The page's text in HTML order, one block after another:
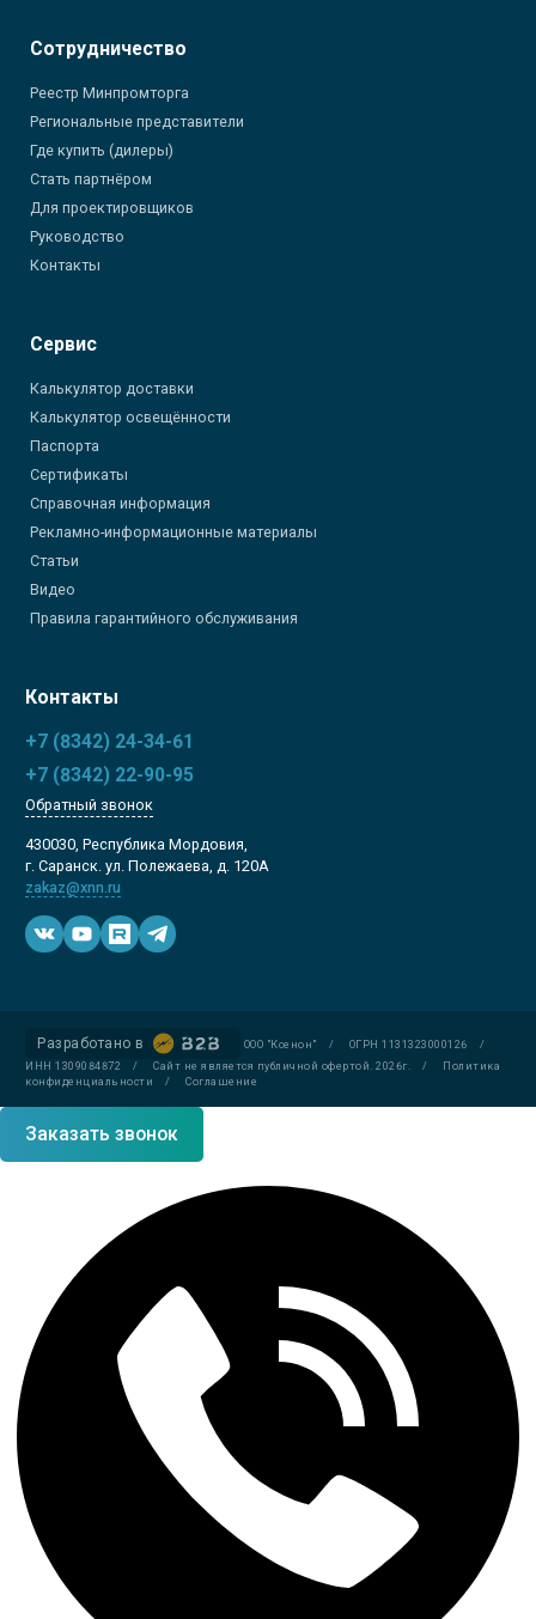
Сотрудничество
Реестр Минпромторга
Региональные представители
Где купить (дилеры)
Стать партнёром
Для проектировщиков
Руководство
Контакты
Сервис
Калькулятор доставки
Калькулятор освещённости
Паспорта
Сертификаты
Справочная информация
Рекламно-информационные материалы
Статьи
Видео
Правила гарантийного обслуживания
Контакты
+7 (8342) 24-34-61
+7 (8342) 22-90-95
Обратный звонок
430030, Республика Мордовия,
г. Саранск. ул. Полежаева, д. 120А
zakaz@xnn.ru
Разработано в ООО "Ксенон" / ОГРН 1131323000126
/
ИНН 1309084872
/ Сайт не является публичной офертой. 2026г. /
Политика
конфиденциальности
/ Соглашение
Заказать звонок